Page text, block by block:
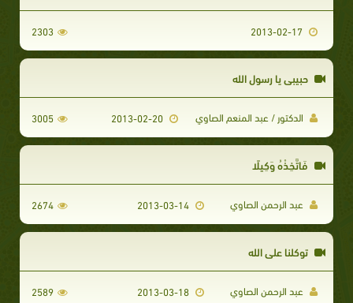
2303
حبيبي يا رسول الله
الدكتور / عبد المنعم الصاوي 3005
فَاتَّخِذْهُ وَكِيلًا
عبد الرحمن الصاوي 2674
توكلنا علي الله
عبد الرحمن الصاوي 2589